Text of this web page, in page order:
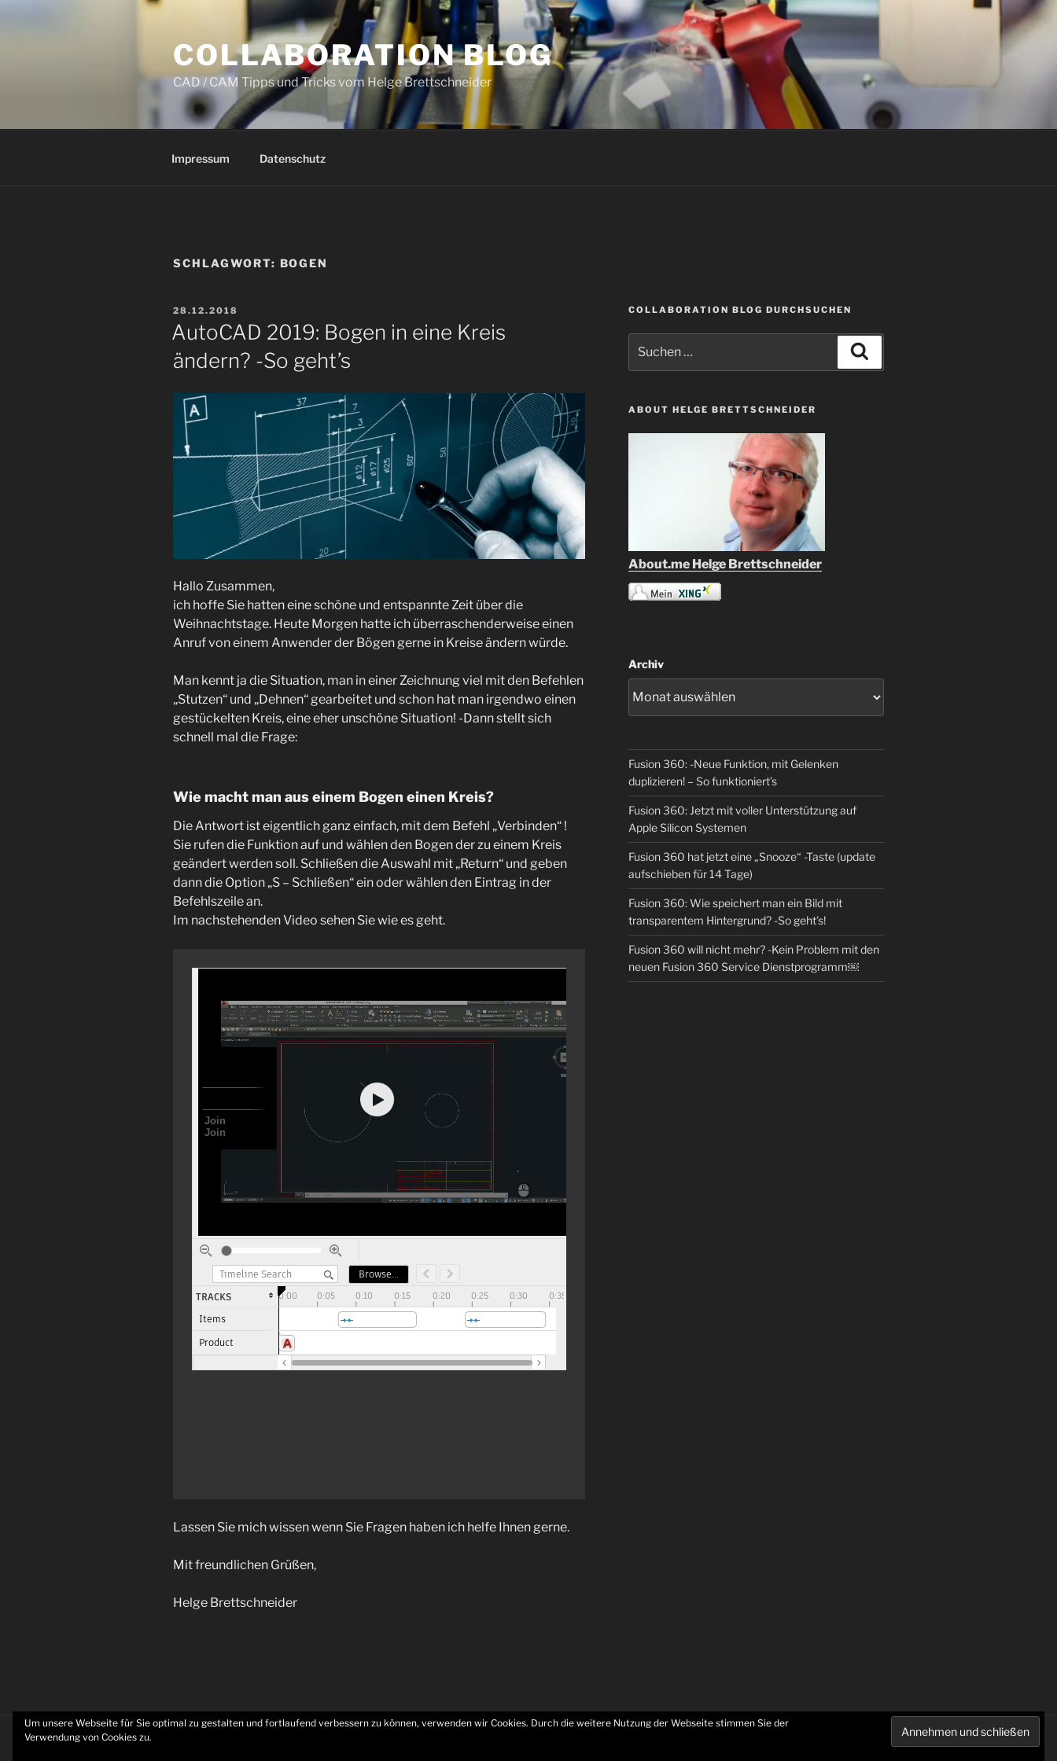
COLLABORATION BLOG
CAD / CAM Tipps und Tricks vom Helge Brettschneider
Impressum Datenschutz
SCHLAGWORT: BOGEN
VERÖFFENTLICHT
AM
28.12.2018
AutoCAD 2019: Bogen in eine Kreis
ändern? -So geht’s
Hallo Zusammen,
ich hoffe Sie hatten eine schöne und entspannte Zeit über die
Weihnachtstage. Heute Morgen hatte ich überraschenderweise einen
Anruf von einem Anwender der Bögen gerne in Kreise ändern würde.
Man kennt ja die Situation, man in einer Zeichnung viel mit den Befehlen
„Stutzen“ und „Dehnen“ gearbeitet und schon hat man irgendwo einen
gestückelten Kreis, eine eher unschöne Situation! -Dann stellt sich
schnell mal die Frage:
Wie macht man aus einem Bogen einen Kreis?
Die Antwort ist eigentlich ganz einfach, mit dem Befehl „Verbinden“ !
Sie rufen die Funktion auf und wählen den Bogen der zu einem Kreis
geändert werden soll. Schließen die Auswahl mit „Return“ und geben
dann die Option „S – Schließen“ ein oder wählen den Eintrag in der
Befehlszeile an.
Im nachstehenden Video sehen Sie wie es geht.
Lassen Sie mich wissen wenn Sie Fragen haben ich helfe Ihnen gerne.
Mit freundlichen Grüßen,
Helge Brettschneider
COLLABORATION BLOG DURCHSUCHEN
nach:
ABOUT HELGE BRETTSCHNEIDER
About.me Helge Brettschneider
Archiv
Fusion 360: -Neue Funktion, mit Gelenken
duplizieren! – So funktioniert’s
Fusion 360: Jetzt mit voller Unterstützung auf
Apple Silicon Systemen
Fusion 360 hat jetzt eine „Snooze“ -Taste (update
aufschieben für 14 Tage)
Fusion 360: Wie speichert man ein Bild mit
transparentem Hintergrund? -So geht’s!
Fusion 360 will nicht mehr? -Kein Problem mit den
neuen Fusion 360 Service Dienstprogramm￼
Um unsere Webseite für Sie optimal zu gestalten und fortlaufend verbessern zu können, verwenden wir Cookies. Durch die weitere Nutzung der Webseite stimmen Sie der
Verwendung von Cookies zu.